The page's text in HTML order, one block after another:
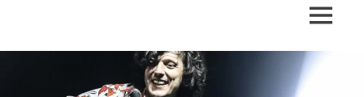
MENU